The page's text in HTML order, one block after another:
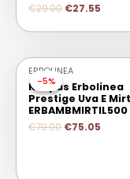
€29.00 €27.55
-5%
IŠPARDUOTA
-5%
ERBOLINEA
Kvapas Erbolinea
Prestige Uva E
ERBAMBMIRTIL500
€79.00 €75.05